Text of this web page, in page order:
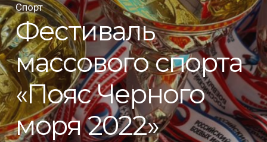
Спорт
Фестиваль
массового спорта
«Пояс Черного
моря 2022»